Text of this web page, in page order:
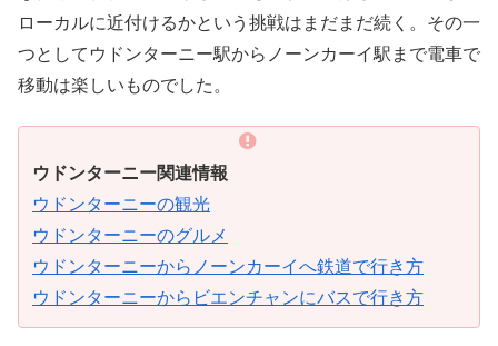
ローカルに近付けるかという挑戦はまだまだ続く。その一
つとしてウドンターニー駅からノーンカーイ駅まで電車で
移動は楽しいものでした。
ウドンターニー関連情報
ウドンターニーの観光
ウドンターニーのグルメ
ウドンターニーからノーンカーイへ鉄道で行き方
ウドンターニーからビエンチャンにバスで行き方